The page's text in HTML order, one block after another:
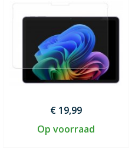
€ 19,99
Op voorraad